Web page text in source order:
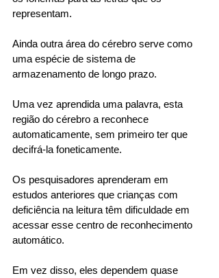
representam.
Ainda outra área do cérebro serve como
uma espécie de sistema de
armazenamento de longo prazo.
Uma vez aprendida uma palavra, esta
região do cérebro a reconhece
automaticamente, sem primeiro ter que
decifrá-la foneticamente.
Os pesquisadores aprenderam em
estudos anteriores que crianças com
deficiência na leitura têm dificuldade em
acessar esse centro de reconhecimento
automático.
Em vez disso, eles dependem quase